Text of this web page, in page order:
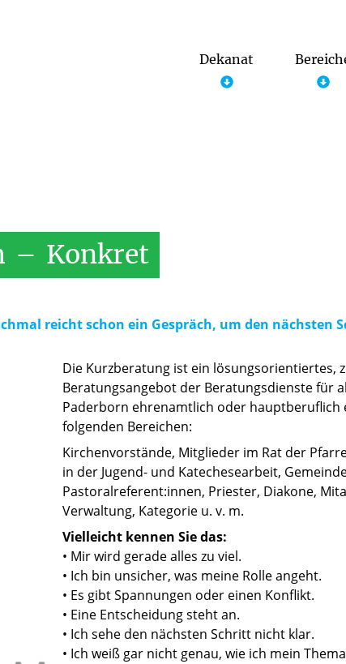
Dekanat
– Konkret
reicht schon ein Gespräch, um den nächsten
Die Kurzberatung ist ein lösungsorientiertes,
Beratungsangebot der Beratungsdienste für
Paderborn ehrenamtlich oder hauptberuflich
folgenden Bereichen:
Kirchenvorstände, Mitglieder im Rat der
in der Jugend- und Katechesearbeit,
Pastoralreferent:innen, Priester, Diakone,
Verwaltung, Kategorie u. v. m.
Vielleicht kennen Sie das:
• Mir wird gerade alles zu viel.
• Ich bin unsicher, was meine Rolle angeht.
• Es gibt Spannungen oder einen Konflikt.
• Eine Entscheidung steht an.
• Ich sehe den nächsten Schritt nicht klar.
• Ich weiß gar nicht genau, wie ich mein